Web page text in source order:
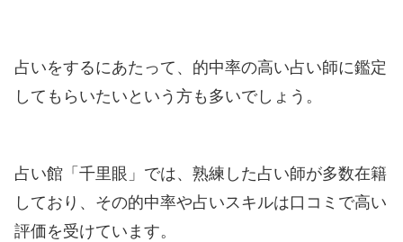
占いをするにあたって、的中率の高い占い師に鑑定
してもらいたいという方も多いでしょう。
占い館「千里眼」では、熟練した占い師が多数在籍
しており、その的中率や占いスキルは口コミで高い
評価を受けています。